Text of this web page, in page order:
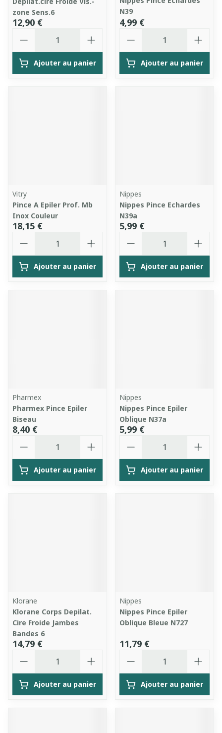
zone Sens.6
12,90 €
Ajouter au panier
N39
4,99 €
Ajouter au panier
Vitry
Pince A Epiler Prof. Mb
Inox Couleur
18,15 €
Ajouter au panier
Nippes
Nippes Pince Echardes
N39a
5,99 €
Ajouter au panier
Pharmex
Pharmex Pince Epiler
Biseau
8,40 €
Ajouter au panier
Nippes
Nippes Pince Epiler
Oblique N37a
5,99 €
Ajouter au panier
Klorane
Klorane Corps Depilat.
Cire Froide Jambes
Bandes 6
14,79 €
Ajouter au panier
Nippes
Nippes Pince Epiler
Oblique Bleue N727
11,79 €
Ajouter au panier